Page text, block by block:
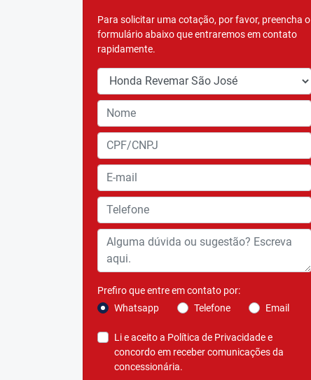
Para solicitar uma cotação, por favor, preencha o
formulário abaixo que entraremos em contato
rapidamente.
Prefiro que entre em contato por:
Whatsapp
Telefone Email
Li e aceito a Política de Privacidadee
concordo em receber comunicações da
concessionária.